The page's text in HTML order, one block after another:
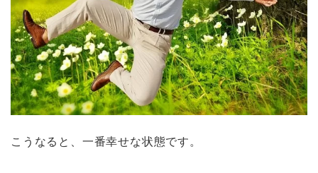
こうなると、一番幸せな状態です。